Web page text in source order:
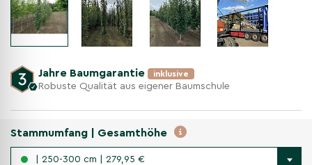
Jahre Baumgarantie inklusive
Robuste Qualität aus eigener Baumschule
Stammumfang | Gesamthöhe
| 250-300 cm | 279,95 €